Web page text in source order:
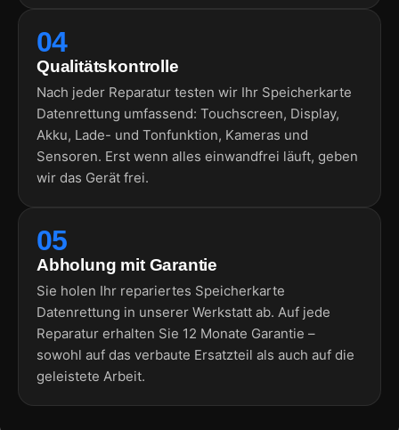
04
Qualitätskontrolle
Nach jeder Reparatur testen wir Ihr Speicherkarte
Datenrettung umfassend: Touchscreen, Display,
Akku, Lade- und Tonfunktion, Kameras und
Sensoren. Erst wenn alles einwandfrei läuft, geben
wir das Gerät frei.
05
Abholung mit Garantie
Sie holen Ihr repariertes Speicherkarte
Datenrettung in unserer Werkstatt ab. Auf jede
Reparatur erhalten Sie 12 Monate Garantie –
sowohl auf das verbaute Ersatzteil als auch auf die
geleistete Arbeit.